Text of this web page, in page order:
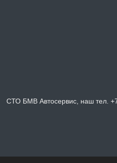
СТО БМВ Автосервис, наш тел.